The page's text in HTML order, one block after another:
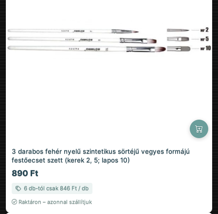
3 darabos fehér nyelű szintetikus sörtéjű vegyes formájú
festőecset szett (kerek 2, 5; lapos 10)
890 Ft
6 db-tól csak 846 Ft / db
Raktáron – azonnal szállítjuk